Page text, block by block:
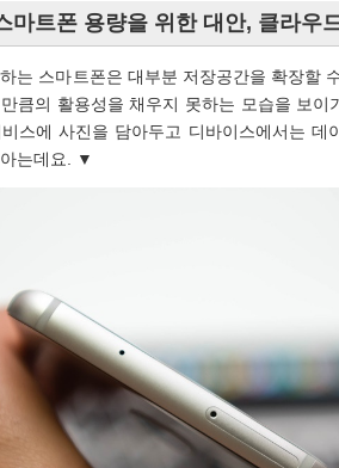
마트폰 용량을 위한 대안, 클라우
는 스마트폰은 대부분 저장공간을 확장할
큼의 활용성을 채우지 못하는 모습을 보
스에 사진을 담아두고 디바이스에서는 데
는데요. ▼